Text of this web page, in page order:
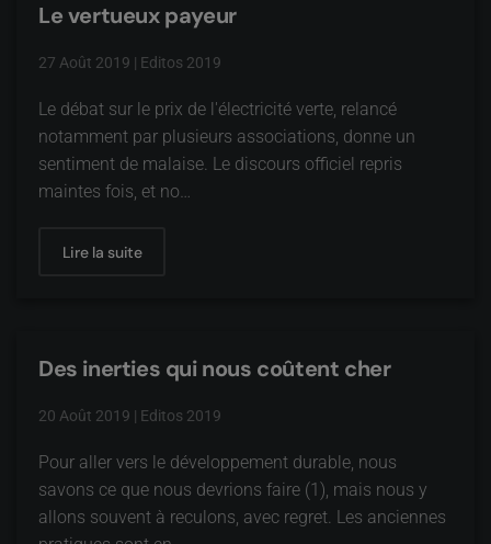
Le vertueux payeur
27 Août 2019 | Editos 2019
Le débat sur le prix de l'électricité verte, relancé
notamment par plusieurs associations, donne un
sentiment de malaise. Le discours officiel repris
maintes fois, et no…
Lire la suite
Des inerties qui nous coûtent cher
20 Août 2019 | Editos 2019
Pour aller vers le développement durable, nous
savons ce que nous devrions faire (1), mais nous y
allons souvent à reculons, avec regret. Les anciennes